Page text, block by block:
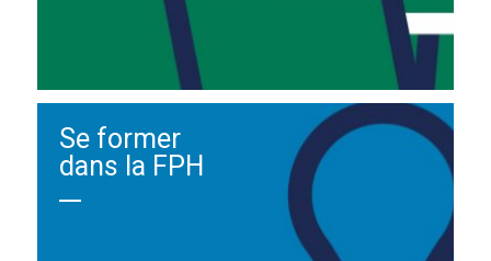
Se former
dans la FPH